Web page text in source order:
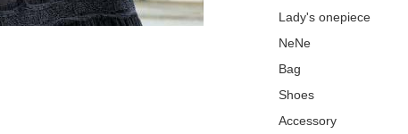
Lady's onepiece
NeNe
Bag
Shoes
Accessory